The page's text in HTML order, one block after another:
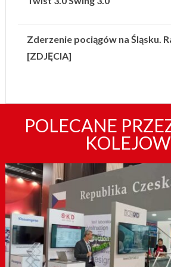
Zderzenie pociągów na Śląsku.
[ZDJĘCIA]
POLECANE